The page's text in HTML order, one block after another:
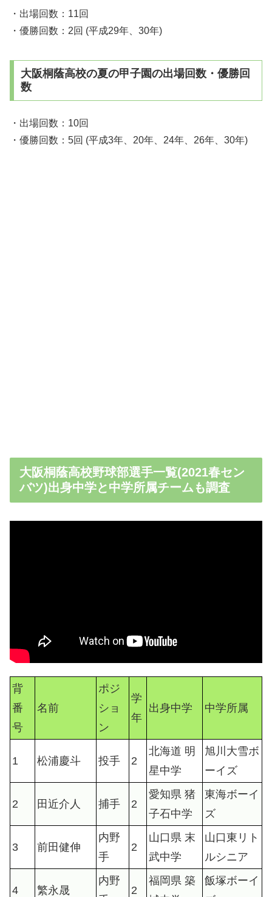
・出場回数：11回
・優勝回数：2回 (平成29年、30年)
大阪桐蔭高校の夏の甲子園の出場回数・優勝回
数
・出場回数：10回
・優勝回数：5回 (平成3年、20年、24年、26年、30年)
大阪桐蔭高校野球部選手一覧(2021春セン
バツ)出身中学と中学所属チームも調査
背
番
号
名前
ポジ
ショ
ン
学
年
出身中学 中学所属
1 松浦慶斗 投手 2
北海道 明
星中学
旭川大雪ボ
ーイズ
2 田近介人 捕手 2
愛知県 猪
子石中学
東海ボーイ
ズ
3 前田健伸
内野
手
2
山口県 末
武中学
山口東リト
ルシニア
4 繁永晟
内野
2
福岡県 築
飯塚ボーイ